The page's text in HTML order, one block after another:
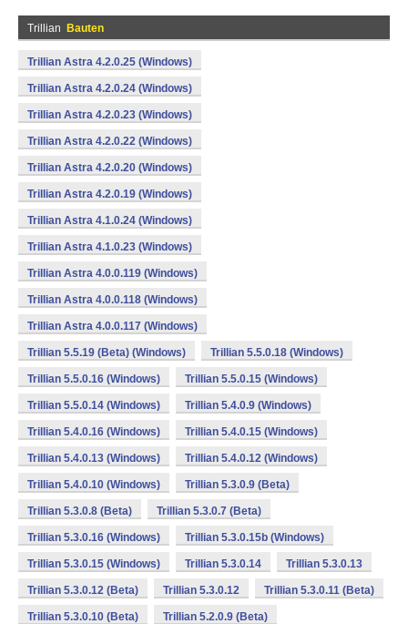
Trillian Bauten
Trillian Astra 4.2.0.25 (Windows)
Trillian Astra 4.2.0.24 (Windows)
Trillian Astra 4.2.0.23 (Windows)
Trillian Astra 4.2.0.22 (Windows)
Trillian Astra 4.2.0.20 (Windows)
Trillian Astra 4.2.0.19 (Windows)
Trillian Astra 4.1.0.24 (Windows)
Trillian Astra 4.1.0.23 (Windows)
Trillian Astra 4.0.0.119 (Windows)
Trillian Astra 4.0.0.118 (Windows)
Trillian Astra 4.0.0.117 (Windows)
Trillian 5.5.19 (Beta) (Windows) Trillian 5.5.0.18 (Windows)
Trillian 5.5.0.16 (Windows) Trillian 5.5.0.15 (Windows)
Trillian 5.5.0.14 (Windows) Trillian 5.4.0.9 (Windows)
Trillian 5.4.0.16 (Windows) Trillian 5.4.0.15 (Windows)
Trillian 5.4.0.13 (Windows) Trillian 5.4.0.12 (Windows)
Trillian 5.4.0.10 (Windows) Trillian 5.3.0.9 (Beta)
Trillian 5.3.0.8 (Beta) Trillian 5.3.0.7 (Beta)
Trillian 5.3.0.16 (Windows) Trillian 5.3.0.15b (Windows)
Trillian 5.3.0.15 (Windows) Trillian 5.3.0.14 Trillian 5.3.0.13
Trillian 5.3.0.12 (Beta) Trillian 5.3.0.12 Trillian 5.3.0.11 (Beta)
Trillian 5.3.0.10 (Beta) Trillian 5.2.0.9 (Beta)